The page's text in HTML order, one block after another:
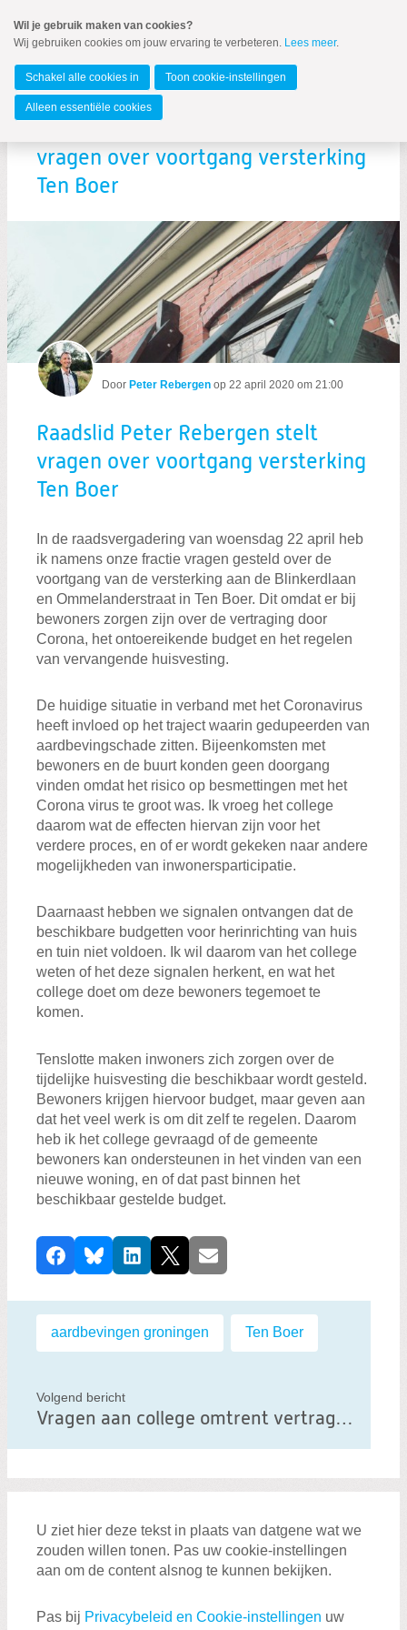
naar
Spring
de
inhoud
Spring
naar
Gemeente Groningen
MENU
Zoeken:
Zoeken
vragen over voortgang versterking
Ten Boer
Door Peter Rebergen op 22 april 2020 om 21:00
Raadslid Peter Rebergen stelt
vragen over voortgang versterking
Ten Boer
In de raadsvergadering van woensdag 22 april heb
ik namens onze fractie vragen gesteld over de
voortgang van de versterking aan de Blinkerdlaan
en Ommelanderstraat in Ten Boer. Dit omdat er bij
bewoners zorgen zijn over de vertraging door
Corona, het ontoereikende budget en het regelen
van vervangende huisvesting.
De huidige situatie in verband met het Coronavirus
heeft invloed op het traject waarin gedupeerden van
aardbevingschade zitten. Bijeenkomsten met
bewoners en de buurt konden geen doorgang
vinden omdat het risico op besmettingen met het
Corona virus te groot was. Ik vroeg het college
daarom wat de effecten hiervan zijn voor het
verdere proces, en of er wordt gekeken naar andere
mogelijkheden van inwonersparticipatie.
Daarnaast hebben we signalen ontvangen dat de
beschikbare budgetten voor herinrichting van huis
en tuin niet voldoen. Ik wil daarom van het college
weten of het deze signalen herkent, en wat het
college doet om deze bewoners tegemoet te
komen.
Tenslotte maken inwoners zich zorgen over de
tijdelijke huisvesting die beschikbaar wordt gesteld.
Bewoners krijgen hiervoor budget, maar geven aan
dat het veel werk is om dit zelf te regelen. Daarom
heb ik het college gevraagd of de gemeente
bewoners kan ondersteunen in het vinden van een
nieuwe woning, en of dat past binnen het
beschikbaar gestelde budget.
D
e
e
l
t
b
i
t
FacebookBlueskyLinkedIn
X E-mail
Labels:
aardbevingen groningen Ten Boer
Volgend bericht
Vragen aan college omtrent vertraging versterkingsoperatie Ten Boer
U ziet hier deze tekst in plaats van datgene wat we
zouden willen tonen. Pas uw cookie-instellingen
aan om de content alsnog te kunnen bekijken.
Pas bij Privacybeleid en Cookie-instellingen uw
Wil je gebruik maken van cookies?
Wij gebruiken cookies om jouw ervaring te verbeteren. Lees meer.
Schakel alle cookies in Toon cookie-instellingen
Alleen essentiële cookies